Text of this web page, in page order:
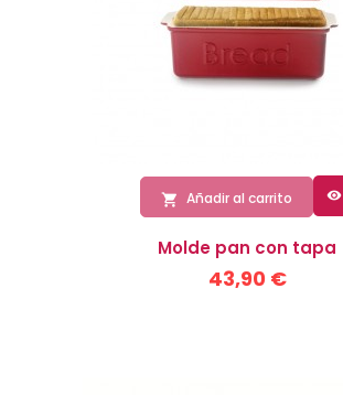
 Añadir al carrito 
Molde pan con tapa
43,90 €